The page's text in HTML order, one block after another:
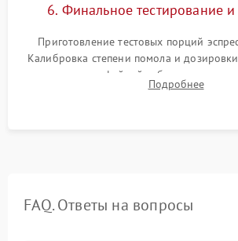
6. Финальное тестирование
Приготовление тестовых порций
Калибровка степени помола и
плотности кофейной таблетки,
качества молочной пены. Контроль
Подробнее
FAQ. Ответы на вопросы